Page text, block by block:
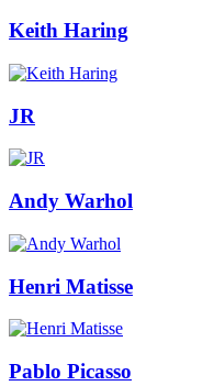
Keith Haring
JR
Andy Warhol
Henri Matisse
Pablo Picasso